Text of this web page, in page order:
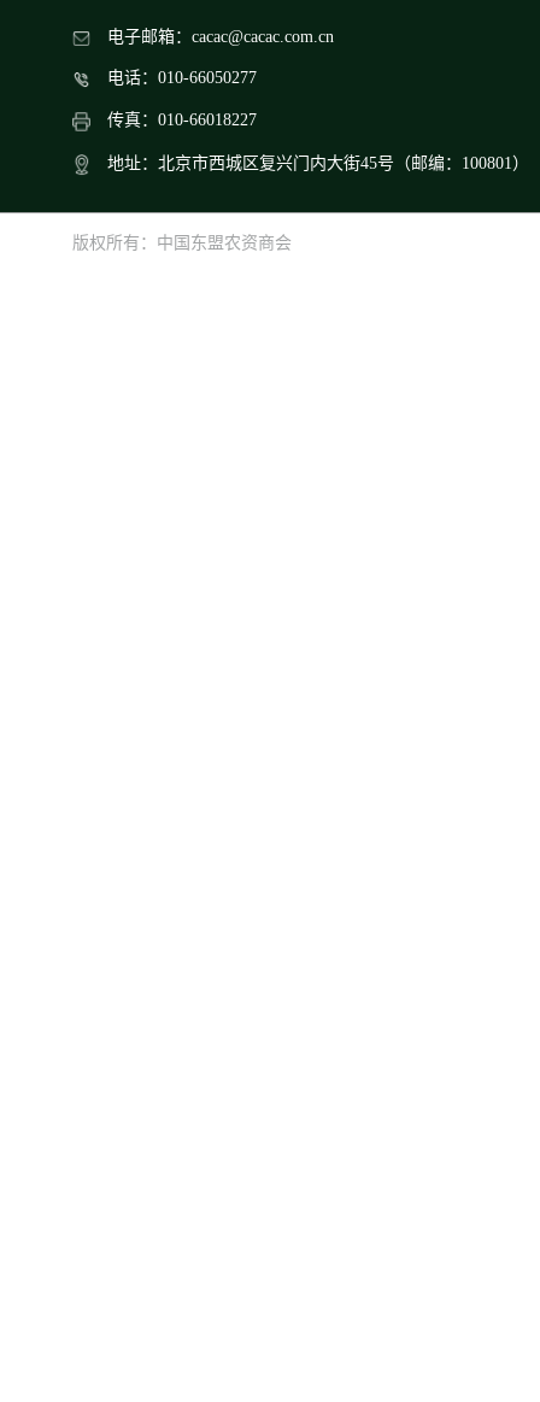
电子邮箱：cacac@cacac.com.cn
电话：010-66050277
传真：010-66018227
地址：北京市西城区复兴门内大街45号（邮编：100801）
版权所有：中国东盟农资商会